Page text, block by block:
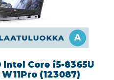
Core i5-8365U
(123087)